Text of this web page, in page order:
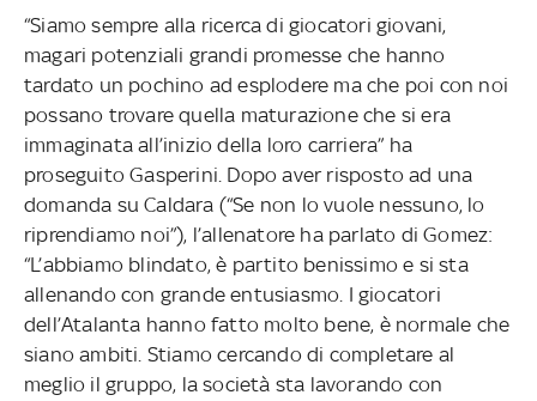
“Siamo sempre alla ricerca di giocatori giovani,
magari potenziali grandi promesse che hanno
tardato un pochino ad esplodere ma che poi con noi
possano trovare quella maturazione che si era
immaginata all’inizio della loro carriera” ha
proseguito Gasperini. Dopo aver risposto ad una
domanda su Caldara (“Se non lo vuole nessuno, lo
riprendiamo noi”), l’allenatore ha parlato di Gomez:
“L’abbiamo blindato, è partito benissimo e si sta
allenando con grande entusiasmo. I giocatori
dell’Atalanta hanno fatto molto bene, è normale che
siano ambiti. Stiamo cercando di completare al
meglio il gruppo, la società sta lavorando con